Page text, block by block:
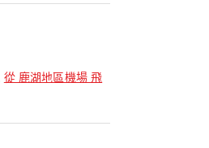
從 鹿湖地區機場 飛